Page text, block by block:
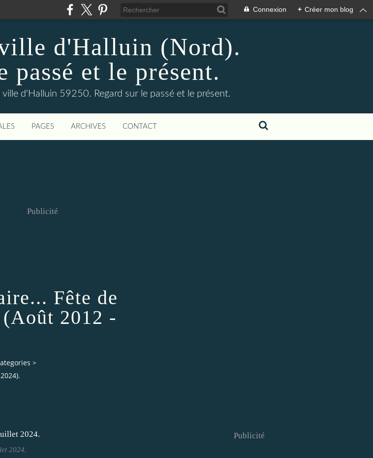
Connexion + Créer mon blog
d'Halluin (Nord).
passé et le présent.
d'Halluin 59250. Regard sur le passé et le présent.
PAGES ARCHIVES CONTACT
Publicité
Fête de
2012 -
>
2024.
Publicité